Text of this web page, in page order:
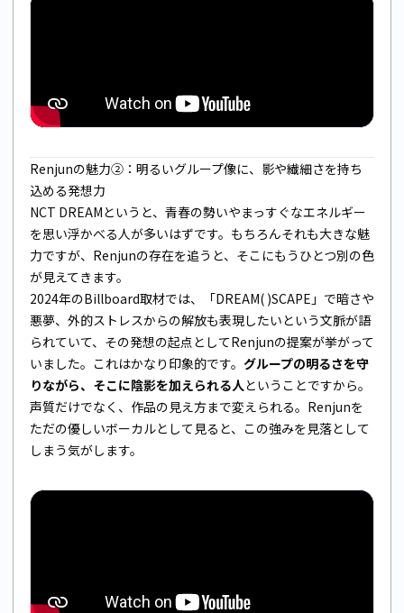
Renjunの魅力②：明るいグループ像に、影や繊細さを持ち
込める発想力
NCT DREAMというと、青春の勢いやまっすぐなエネルギー
を思い浮かべる人が多いはずです。もちろんそれも大きな魅
力ですが、Renjunの存在を追うと、そこにもうひとつ別の色
が見えてきます。
2024年のBillboard取材では、「DREAM( )SCAPE」で暗さや
悪夢、外的ストレスからの解放も表現したいという文脈が語
られていて、その発想の起点としてRenjunの提案が挙がって
いました。これはかなり印象的です。 グループの明るさを守
りながら、そこに陰影を加えられる人ということですから。
声質だけでなく、作品の見え方まで変えられる。Renjunを
ただの優しいボーカルとして見ると、この強みを見落として
しまう気がします。